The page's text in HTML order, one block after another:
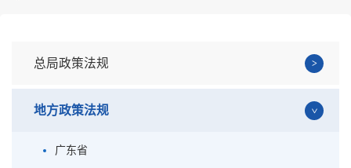
总局政策法规
地方政策法规
广东省